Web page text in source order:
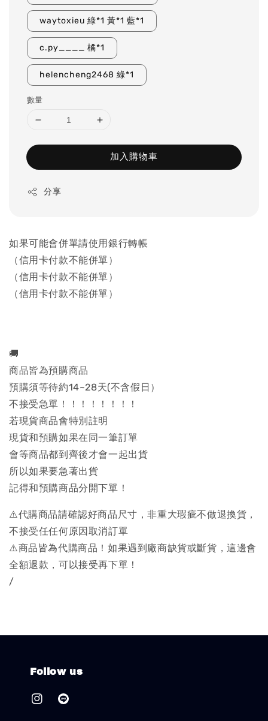
waytoxieu 綠*1 黃*1 藍*1
c.py____ 橘*1
helencheng2468 綠*1
數量
加入購物車
分享
如果可能會併單請使用銀行轉帳
（信用卡付款不能併單）
（信用卡付款不能併單）
（信用卡付款不能併單）
🚚
商品皆為預購商品
預購須等待約14~28天(不含假日）
不接受急單！！！！！！！！
若現貨商品會特別註明
現貨和預購如果在同一筆訂單
會等商品都到齊後才會一起出貨
所以如果要急著出貨
記得和預購商品分開下單！
⚠️代購商品請確認好商品尺寸，非重大瑕疵不做退換貨，
不接受任任何原因取消訂單
⚠️商品皆為代購商品！如果遇到廠商缺貨或斷貨，這邊會
全額退款，可以接受再下單！
/
Follow us